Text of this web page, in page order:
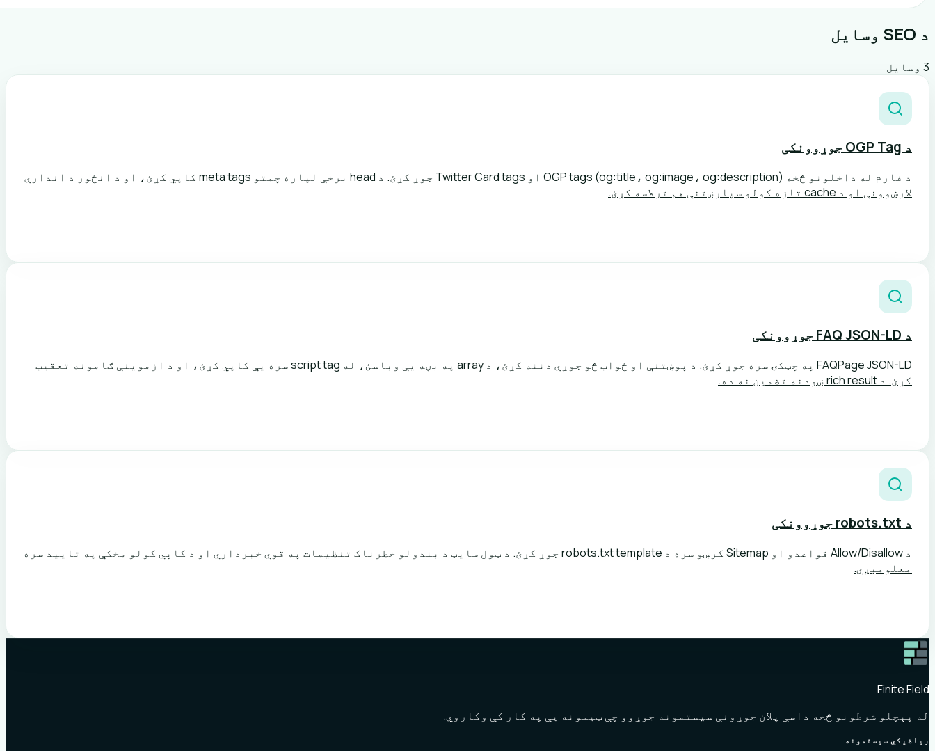
د SEO وسایل
3 وسایل
د OGP Tag جوړوونکی
د فارم له داخلونو څخه OGP tags (og:title، og:image، og:description) او Twitter Card tags جوړ کړئ. د head برخې لپاره چمتو meta tags کاپي کړئ، او د انځور د اندازې
لارښوونې او د cache تازه کولو سپارښتنې هم ترلاسه کړئ.
د FAQ JSON-LD جوړوونکی
FAQPage JSON-LD په چټکۍ سره جوړ کړئ. د پوښتنې او ځواب څو جوړې دننه کړئ، د array په بڼه یې وباسئ، له script tag سره یې کاپي کړئ، او د ازموینې ګامونه تعقیب
کړئ. د rich result ښودنه تضمین نه ده.
د robots.txt جوړوونکی
د Allow/Disallow قواعدو او Sitemap کرښو سره د robots.txt template جوړ کړئ. د ټول سایټ د بندولو خطرناک تنظیمات په قوي خبرداري او د کاپي کولو مخکې په تایید سره
معلومېږي.
Finite Field
له پېچلو شرطونو څخه داسې پلان جوړونې سیستمونه جوړوو چې ټیمونه یې په کار کې وکاروي.
ریاضيکي سیستمونه